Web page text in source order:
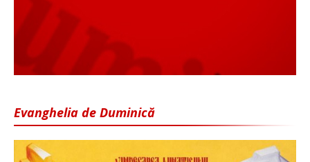
Evanghelia de Duminică